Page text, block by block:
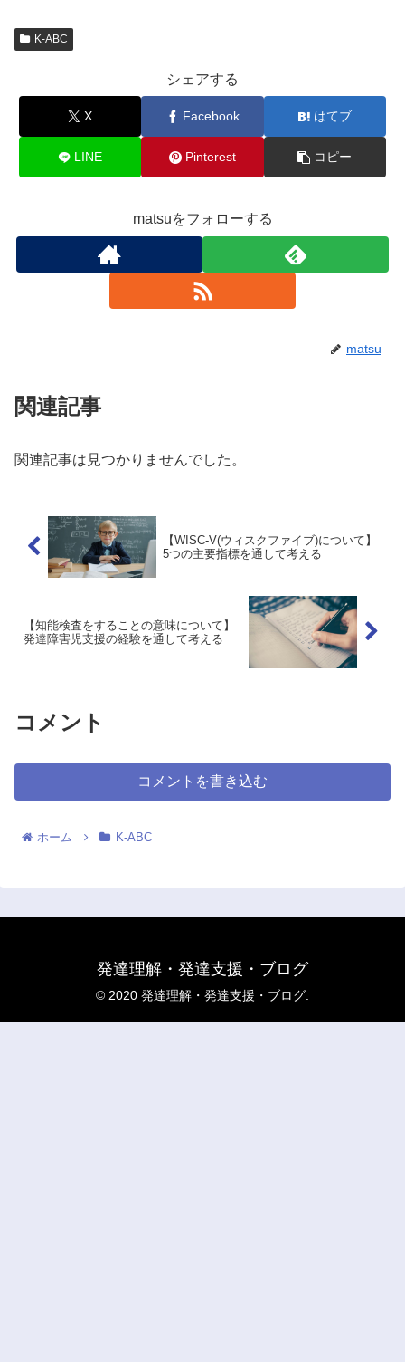
K-ABC
シェアする
X Facebook はてブ
LINE Pinterest コピー
matsuをフォローする
matsu
関連記事
関連記事は見つかりませんでした。
【WISC-V(ウィスクファイブ)について】
5つの主要指標を通して考える
【知能検査をすることの意味について】
発達障害児支援の経験を通して考える
コメント
コメントを書き込む
ホーム K-ABC
発達理解・発達支援・ブログ
© 2020 発達理解・発達支援・ブログ.